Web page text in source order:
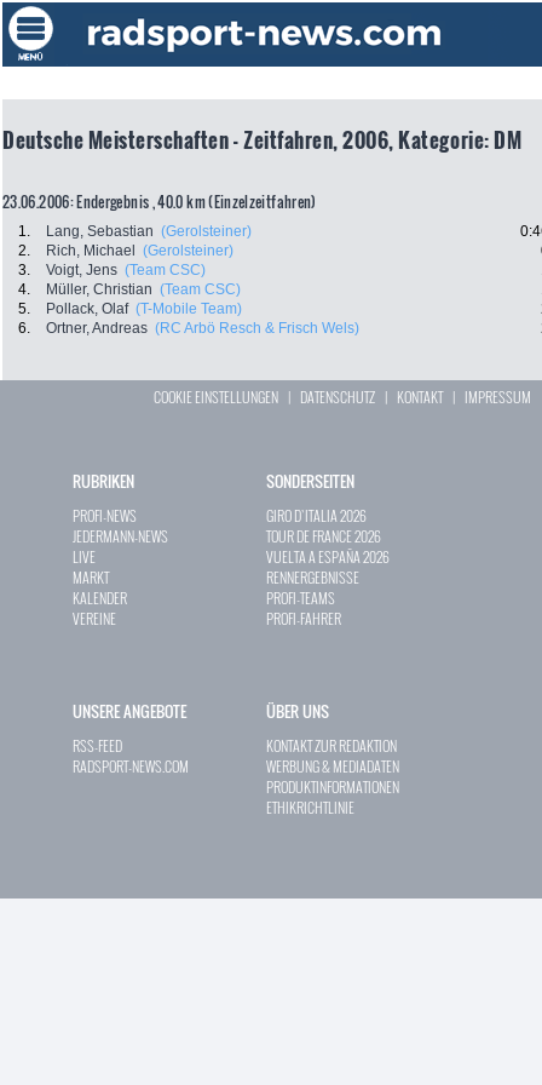
Deutsche Meisterschaften - Zeitfahren, 2006, Kategorie: DM
23.06.2006: Endergebnis , 40.0 km (Einzelzeitfahren)
1. Lang, Sebastian (Gerolsteiner)
2.
Rich, Michael (Gerolsteiner)
3.
Voigt, Jens (Team CSC)
4.
Müller, Christian (Team CSC)
5.
Pollack, Olaf (T-Mobile Team)
6.
Ortner, Andreas (RC Arbö Resch & Frisch Wels)
COOKIE EINSTELLUNGEN | DATENSCHUTZ | KONTAKT| IMPRESSUM
RUBRIKEN
PROFI-NEWS
JEDERMANN-NEWS
LIVE
MARKT
KALENDER
VEREINE
SONDERSEITEN
GIRO D`ITALIA 2026
TOUR DE FRANCE 2026
VUELTA A ESPAÑA 2026
RENNERGEBNISSE
PROFI-TEAMS
PROFI-FAHRER
UNSERE ANGEBOTE
RSS-FEED
RADSPORT-NEWS.COM
ÜBER UNS
KONTAKT ZUR REDAKTION
WERBUNG & MEDIADATEN
PRODUKTINFORMATIONEN
ETHIKRICHTLINIE